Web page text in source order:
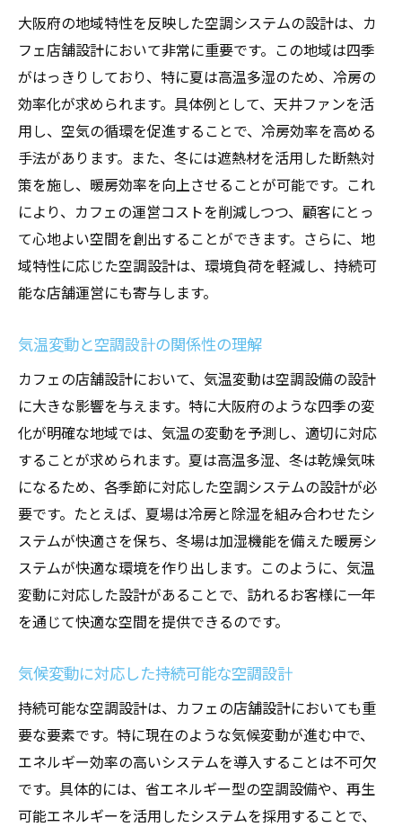
大阪府の地域特性を反映した空調システムの設計は、カ
フェ店舗設計において非常に重要です。この地域は四季
がはっきりしており、特に夏は高温多湿のため、冷房の
効率化が求められます。具体例として、天井ファンを活
用し、空気の循環を促進することで、冷房効率を高める
手法があります。また、冬には遮熱材を活用した断熱対
策を施し、暖房効率を向上させることが可能です。これ
により、カフェの運営コストを削減しつつ、顧客にとっ
て心地よい空間を創出することができます。さらに、地
域特性に応じた空調設計は、環境負荷を軽減し、持続可
能な店舗運営にも寄与します。
気温変動と空調設計の関係性の理解
カフェの店舗設計において、気温変動は空調設備の設計
に大きな影響を与えます。特に大阪府のような四季の変
化が明確な地域では、気温の変動を予測し、適切に対応
することが求められます。夏は高温多湿、冬は乾燥気味
になるため、各季節に対応した空調システムの設計が必
要です。たとえば、夏場は冷房と除湿を組み合わせたシ
ステムが快適さを保ち、冬場は加湿機能を備えた暖房シ
ステムが快適な環境を作り出します。このように、気温
変動に対応した設計があることで、訪れるお客様に一年
を通じて快適な空間を提供できるのです。
気候変動に対応した持続可能な空調設計
持続可能な空調設計は、カフェの店舗設計においても重
要な要素です。特に現在のような気候変動が進む中で、
エネルギー効率の高いシステムを導入することは不可欠
です。具体的には、省エネルギー型の空調設備や、再生
可能エネルギーを活用したシステムを採用することで、